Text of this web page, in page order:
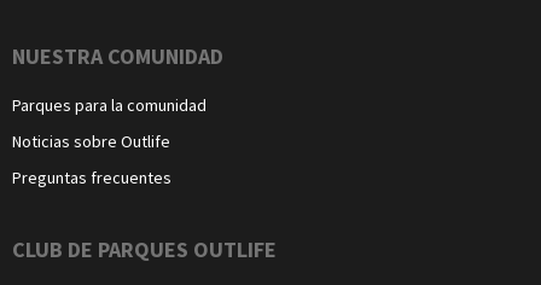
NUESTRA COMUNIDAD
Parques para la comunidad
Noticias sobre Outlife
Preguntas frecuentes
CLUB DE PARQUES OUTLIFE